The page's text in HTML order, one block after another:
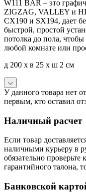
W111 BAR – это
ZIGZAG, VALLEY и
CX190 и SX194, дает
быстрой, простой
потолка до пола, чтобы
любой комнате или
д 200 x в 25 x ш 2 см
У данного товара нет
первым, кто оставил
Наличный расчет
Если товар
наличными курьеру в
обязательно
гарантийного талона,
Банковской